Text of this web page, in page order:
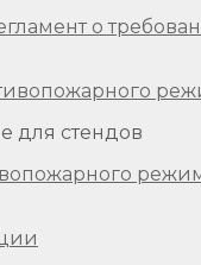
о
для стендов